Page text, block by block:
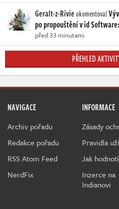
Geralt-z-Rivieokomentoval
po propouštění v id
před 33 minutami
PŘEHLED
NAVIGACE
Archiv pořadu
Redakce pořadu
RSS Atom Feed
NerdFix
INFORMACE
Zásady
Pravidla
Jak
Inzerce na
Indianovi